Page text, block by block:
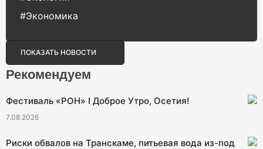
#Экономика
ПОКАЗАТЬ НОВОСТИ
Рекомендуем
Фестиваль «РОН» I Доброе Утро, Осетия!
7.08.2026
Риски обвалов на Транскаме, питьевая вода из-под